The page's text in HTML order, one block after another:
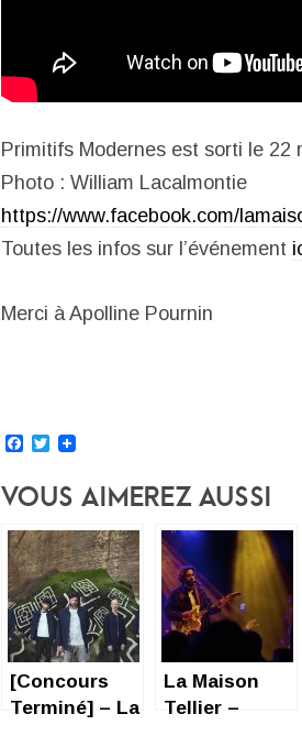
Primitifs Modernes est sorti le 22
Photo : William Lacalmontie
https://www.facebook.com/
Toutes les infos sur l’événement
Merci à Apolline Pournin
Facebook
Twitter
Vous Aimerez Aussi
[Concours
Terminé] – La
La Maison
Tellier –